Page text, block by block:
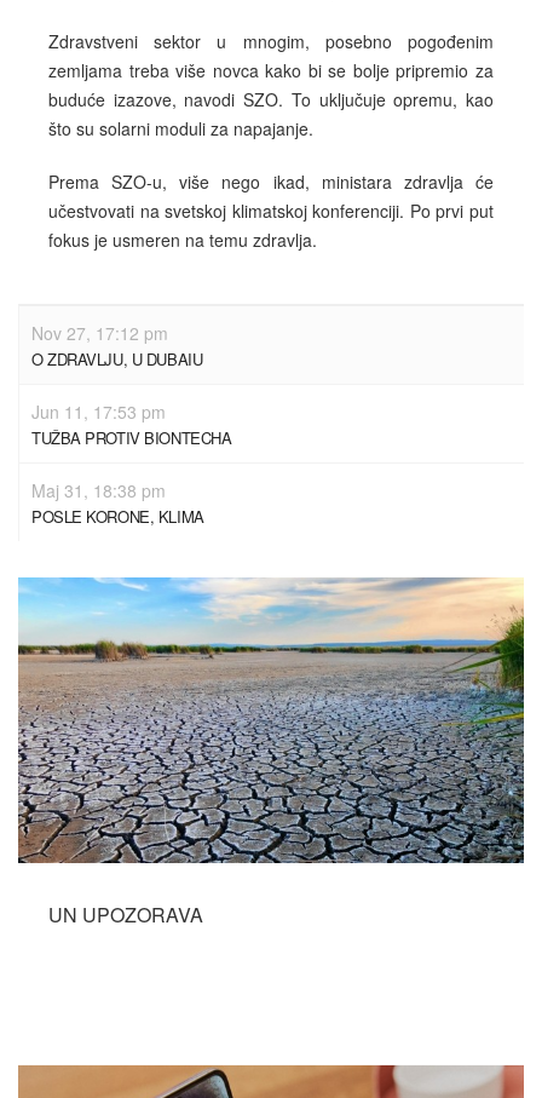
Zdravstveni sektor u mnogim, posebno pogođenim
zemljama treba više novca kako bi se bolje pripremio za
buduće izazove, navodi SZO. To uključuje opremu, kao
što su solarni moduli za napajanje.
Prema SZO-u, više nego ikad, ministara zdravlja će
učestvovati na svetskoj klimatskoj konferenciji. Po prvi put
fokus je usmeren na temu zdravlja.
Nov 27, 17:12 pm
O ZDRAVLJU, U DUBAIU
Jun 11, 17:53 pm
TUŽBA PROTIV BIONTECHA
Maj 31, 18:38 pm
POSLE KORONE, KLIMA
UN UPOZORAVA